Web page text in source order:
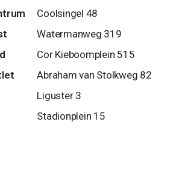
Coolsingel 48
Watermanweg 319
Cor Kieboomplein 515
Abraham van Stolkweg 82
Liguster 3
Stadionplein 15